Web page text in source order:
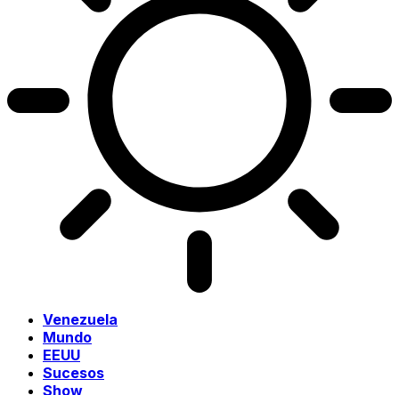
Venezuela
Mundo
EEUU
Sucesos
Show